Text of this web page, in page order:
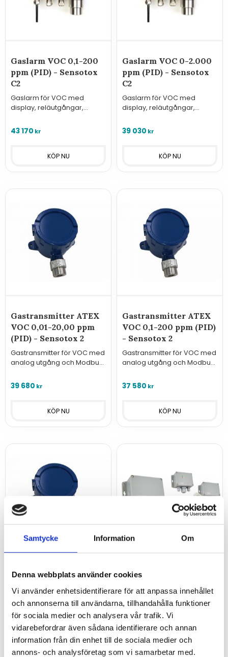
Samtycke Information Om
Denna webbplats använder cookies
Vi använder enhetsidentifierare för att anpassa innehållet
och annonserna till användarna, tillhandahålla funktioner
för sociala medier och analysera vår trafik. Vi
vidarebefordrar även sådana identifierare och annan
information från din enhet till de sociala medier och
annons- och analysföretag som vi samarbetar med.
Gaslarm VOC 0,1-200
ppm (PID) - Sensotox
C2
Gaslarm för VOC med
display, reläutgångar,
43 170 kr
Gaslarm VOC 0-2.000
ppm (PID) - Sensotox
C2
Gaslarm för VOC med
display, reläutgångar,
39 030 kr
Gastransmitter ATEX
VOC 0,01-20,00 ppm
(PID) - Sensotox 2
Gastransmitter för VOC med
analog utgång och Modbus
utrymmen.
39 680 kr
Gastransmitter ATEX
VOC 0,1-200 ppm (PID)
- Sensotox 2
Gastransmitter för VOC med
analog utgång och Modbus
utrymmen.
37 580 kr
Gastransmitter ATEX
VOC 0-2000 ppm (PID)
- Sensotox 2
Gastransmitter för VOC med
analog utgång och Modbus
för montering i Ex-klassade
utrymmen.
35 280kr
Gastransmitter VOC
(flyktiga organiska ämnen)
med analoga utgångar och
Modbus.
2 710kr